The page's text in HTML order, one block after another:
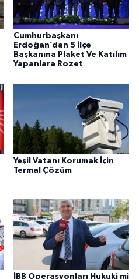
Cumhurbaşkanı
Erdoğan’dan 5 İlçe
Başkanına Plaket Ve Katılım
Yapanlara Rozet
Yeşil Vatanı Korumak İçin
Termal Çözüm
İBB Operasyonları Hukuki mi